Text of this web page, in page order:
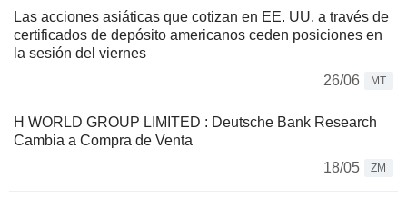
Las acciones asiáticas que cotizan en EE. UU. a través de
certificados de depósito americanos ceden posiciones en
la sesión del viernes
26/06
MT
H WORLD GROUP LIMITED : Deutsche Bank Research
Cambia a Compra de Venta
18/05
ZM